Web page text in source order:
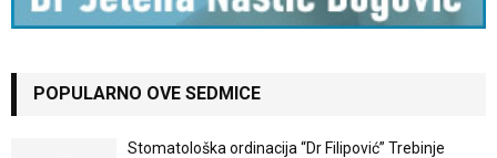
POPULARNO OVE SEDMICE
Stomatološka ordinacija “Dr Filipović” Trebinje